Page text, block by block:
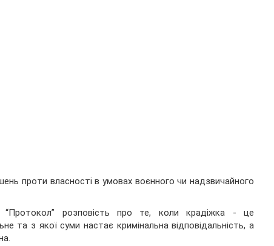
проти власності в умовах воєнного чи надзвичайного
“Протокол” розповість про те, коли крадіжка - це
та з якої суми настає кримінальна відповідальність, а